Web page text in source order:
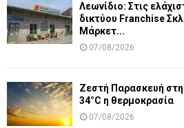
Λεωνίδιο: Στις
δικτύου Franchise
Μάρκετ...
07/08/2026
Ζεστή Παρασκευή
34°C η θερμοκρασία
07/08/2026